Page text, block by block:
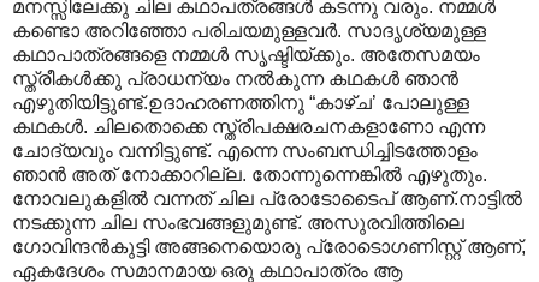
മനസ്സിലേക്കു ചില കഥാപത്രങ്ങള്‍ കടന്നു വരും. നമ്മള്‍
കണ്ടൊ അറിഞ്ഞോ പരിചയമുള്ളവര്‍. സാദൃശ്യമുള്ള
കഥാപാത്രങ്ങളെ നമ്മള്‍ സൃഷ്ടിയ്ക്കും. അതേസമയം
സ്ത്രീകള്‍ക്കു പ്രാധന്യം നല്‍കുന്ന കഥകള്‍ ഞാന്‍
എഴുതിയിട്ടുണ്ട്.ഉദാഹരണത്തിനു “കാഴ്ച’ പോലുള്ള
കഥകള്‍. ചിലതൊക്കെ സ്ത്രീപക്ഷരചനകളാണോ എന്ന
ചോദ്യവും വന്നിട്ടുണ്ട്. എന്നെ സംബന്ധിച്ചിടത്തോളം
ഞാന്‍ അത് നോക്കാറില്ല. തോന്നുന്നെങ്കില്‍ എഴുതും.
നോവലുകളില്‍ വന്നത് ചില പ്രോടോടൈപ് ആണ്.നാട്ടില്‍
നടക്കുന്ന ചില സംഭവങ്ങളുമുണ്ട്. അസുരവിത്തിലെ
ഗോവിന്ദന്‍കുട്ടി അങ്ങനെയൊരു പ്രോടൊഗണിസ്റ്റ് ആണ്,
ഏകദേശം സമാനമായ ഒരു കഥാപാത്രം ആ